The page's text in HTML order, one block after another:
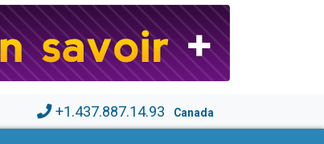
+1.437.887.14.93 Canada